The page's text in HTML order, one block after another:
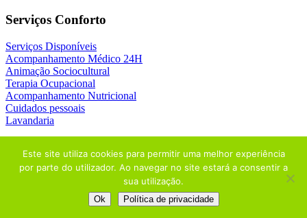
Serviços Conforto
Serviços Disponíveis
Acompanhamento Médico 24H
Animação Sociocultural
Terapia Ocupacional
Acompanhamento Nutricional
Cuidados pessoais
Lavandaria
NATURIDADE | Design byADDAPT+
Este site utiliza cookies para permitir uma melhor experiência
por parte do utilizador. Ao navegar no site estará a consentir a
sua utilização.
Ok Política de privacidade